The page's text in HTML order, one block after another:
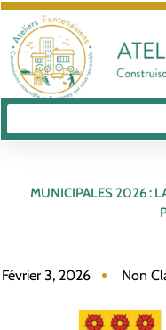
MUNICIPALES 2026 :
Février 3, 2026 Non